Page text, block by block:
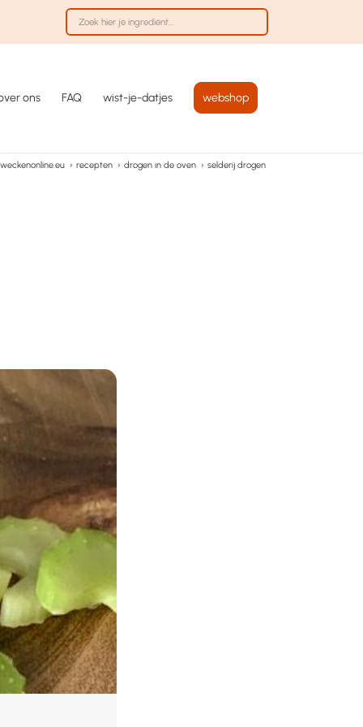
ons FAQ wist-je-datjes webshop
weckenonline.eu › recepten › drogen in de oven › selderij drogen